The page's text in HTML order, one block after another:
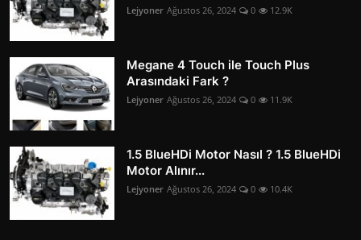
Lejyoner Ağustos 26, 2024 0 12.9K
Megane 4 Touch ile Touch Plus
Arasındaki Fark ?
Lejyoner Ağustos 26, 2024 0 11.9K
1.5 BlueHDi Motor Nasıl ? 1.5 BlueHDi
Motor Alınır...
Lejyoner Ağustos 26, 2024 0 10.4K